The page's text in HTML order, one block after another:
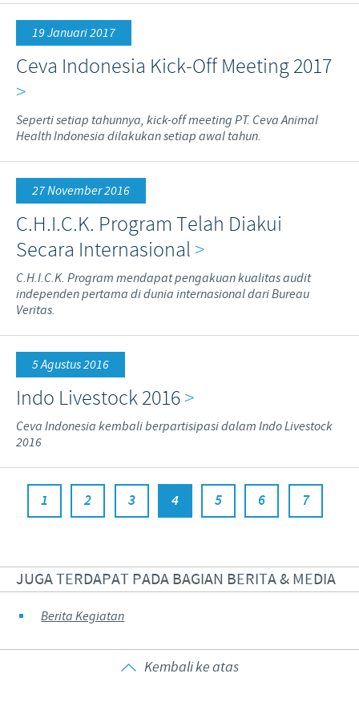
19 Januari 2017
Ceva Indonesia Kick-Off Meeting 2017
>
Seperti setiap tahunnya, kick-off meeting PT. Ceva Animal
Health Indonesia dilakukan setiap awal tahun.
27 November 2016
C.H.I.C.K. Program Telah Diakui
Secara Internasional >
C.H.I.C.K. Program mendapat pengakuan kualitas audit
independen pertama di dunia internasional dari Bureau
Veritas.
5 Agustus 2016
Indo Livestock 2016>
Ceva Indonesia kembali berpartisipasi dalam Indo Livestock
2016
1 2 3 4 5 6 7
JUGA TERDAPAT PADA BAGIAN BERITA & MEDIA
Berita Kegiatan
Kembali ke atas